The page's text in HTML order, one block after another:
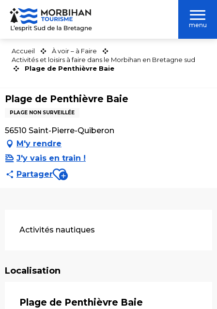
Aller
contenu
menu
Accueil
À voir – à Faire
Activités et loisirs à faire dans le Morbihan en Bretagne sud
Plage de Penthièvre Baie
Plage de Penthièvre Baie
PLAGE NON SURVEILLÉE
56510 Saint-Pierre-Quiberon
M'y rendre
J'y vais en train !
PartagerAjouter aux favoris
Activités nautiques
Localisation
Plage de Penthièvre Baie